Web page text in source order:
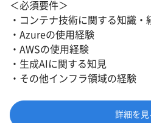
＜必須要件＞
・コンテナ技術に関する知識・
・Azureの使用経験
・AWSの使用経験
・生成AIに関する知見
・その他インフラ領域の経験
詳細を見